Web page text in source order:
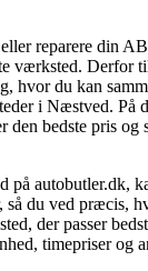
reparere din
værksted. Derfor
hvor du kan
i Næstved. På
bedste pris og
på autobutler.dk,
så du ved præcis,
der passer
timepriser og